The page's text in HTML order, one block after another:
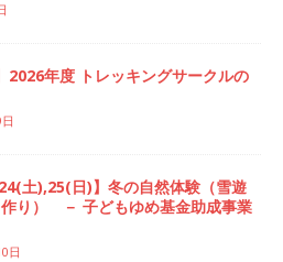
2026年度 トレッキングサークルの
土),25(日)】冬の自然体験（雪遊
り） － 子どもゆめ基金助成事業
日